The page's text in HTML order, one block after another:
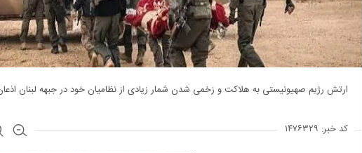
ارتش رژیم صهیونیستی به هلاکت و زخمی شدن شمار زیادی از نظامیان خود در جبهه لبنان
کد خبر: ۱۴۷۶۳۲۹